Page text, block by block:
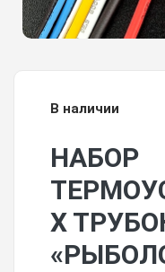
В наличии
НАБОР
Х